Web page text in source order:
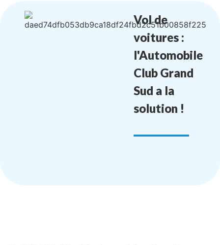
Vol de
voitures :
l'Automobile
Club Grand
Sud a la
solution !